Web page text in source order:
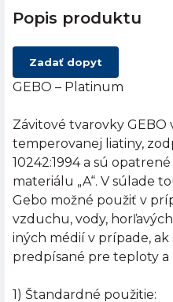
Popis produktu
Zadať dopyt
GEBO – Platinum
Závitové tvarovky GEBO
temperovanej liatiny,
10242:1994 a sú
materiálu „A“. V súlade
Gebo možné použiť v
vzduchu, vody,
iných médií v prípade,
predpísané pre teploty a
1) Štandardné použitie: